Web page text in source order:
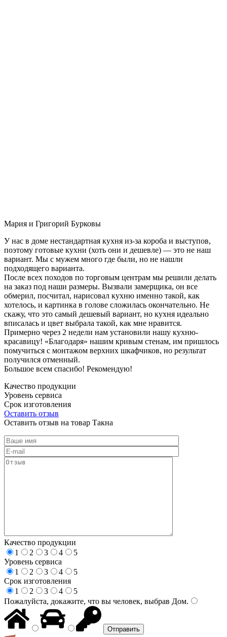
Мария и Григорий Бурковы
У нас в доме нестандартная кухня из-за короба и выступов,
поэтому готовые кухни (хоть они и дешевле) — это не наш
вариант. Мы с мужем много где были, но не нашли
подходящего варианта.
После всех походов по торговым центрам мы решили делать
на заказ под наши размеры. Вызвали замерщика, он все
обмерил, посчитал, нарисовал кухню именно такой, как
хотелось, и картинка в голове сложилась окончательно. Не
скажу, что это самый дешевый вариант, но кухня идеально
вписалась и цвет выбрала такой, как мне нравится.
Примерно через 2 недели нам установили нашу кухню-
красавицу! «Благодаря» нашим кривым стенам, им пришлось
помучиться с монтажом верхних шкафчиков, но результат
получился отменный.
Большое всем спасибо! Рекомендую!
Качество продукции
Уровень сервиса
Срок изготовления
Оставить отзыв
Оставить отзыв на товар Такна
Качество продукции
1
2 3 4
5
Уровень сервиса
1
2 3 4
5
Срок изготовления
1
2 3 4
5
Пожалуйста, докажите, что вы человек, выбрав Дом.